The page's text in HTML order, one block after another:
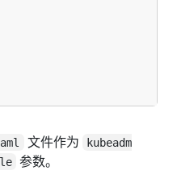
文件作为
kubeadm
参数。